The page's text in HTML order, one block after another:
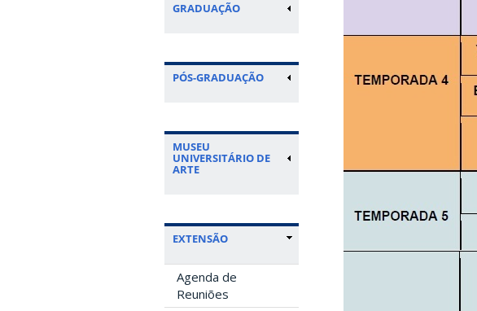
GRADUAÇÃO
PÓS-GRADUAÇÃO
MUSEU
UNIVERSITÁRIO DE
ARTE
EXTENSÃO
Agenda de
Reuniões